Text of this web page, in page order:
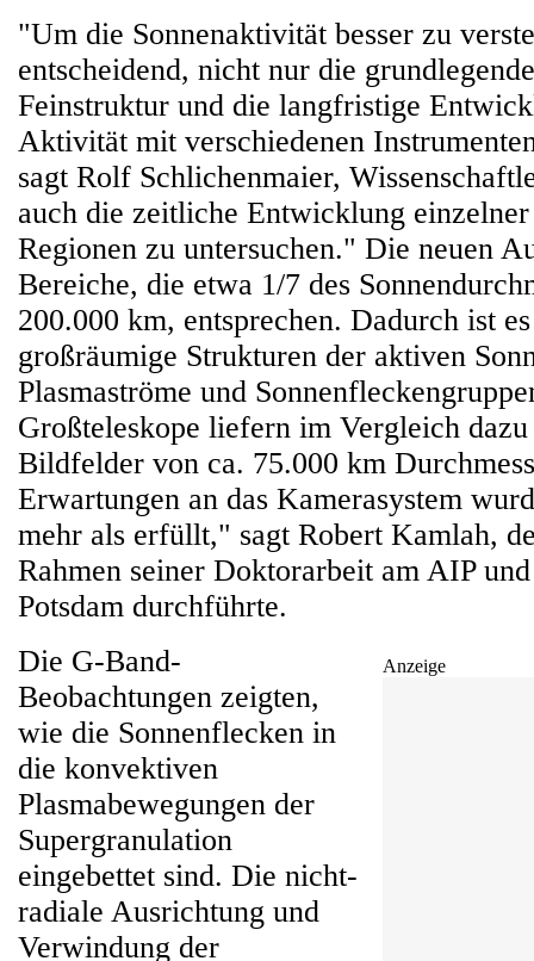
"Um die Sonnenaktivität besser zu
entscheidend, nicht nur die
Feinstruktur und die langfristige
Aktivität mit verschiedenen
sagt Rolf Schlichenmaier,
auch die zeitliche Entwicklung
Regionen zu untersuchen." Die neuen
Bereiche, die etwa 1/7 des
200.000 km, entsprechen. Dadurch ist
großräumige Strukturen der aktiven
Plasmaströme und
Großteleskope liefern im Vergleich
Bildfelder von ca. 75.000 km
Erwartungen an das Kamerasystem
mehr als erfüllt," sagt Robert Kamlah,
Rahmen seiner Doktorarbeit am AIP
Potsdam durchführte.
Anzeige
Die G-Band-
Beobachtungen zeigten,
wie die Sonnenflecken in
die konvektiven
Plasmabewegungen der
Supergranulation
eingebettet sind. Die nicht-
radiale Ausrichtung und
Verwindung der